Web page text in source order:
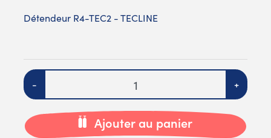
Détendeur R4-TEC2 - TECLINE
Quantité
- +
Ajouter au panier